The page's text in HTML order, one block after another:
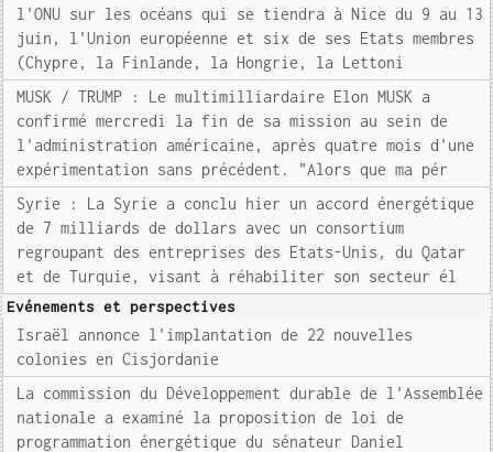
l'ONU sur les océans qui se tiendra à Nice du 9 au 13
juin, l'Union européenne et six de ses Etats membres
(Chypre, la Finlande, la Hongrie, la Lettoni
MUSK / TRUMP : Le multimilliardaire Elon MUSK a
confirmé mercredi la fin de sa mission au sein de
l'administration américaine, après quatre mois d'une
expérimentation sans précédent. "Alors que ma pér
Syrie : La Syrie a conclu hier un accord énergétique
de 7 milliards de dollars avec un consortium
regroupant des entreprises des Etats-Unis, du Qatar
et de Turquie, visant à réhabiliter son secteur él
Evénements et perspectives
Israël annonce l'implantation de 22 nouvelles
colonies en Cisjordanie
La commission du Développement durable de l'Assemblée
nationale a examiné la proposition de loi de
programmation énergétique du sénateur Daniel